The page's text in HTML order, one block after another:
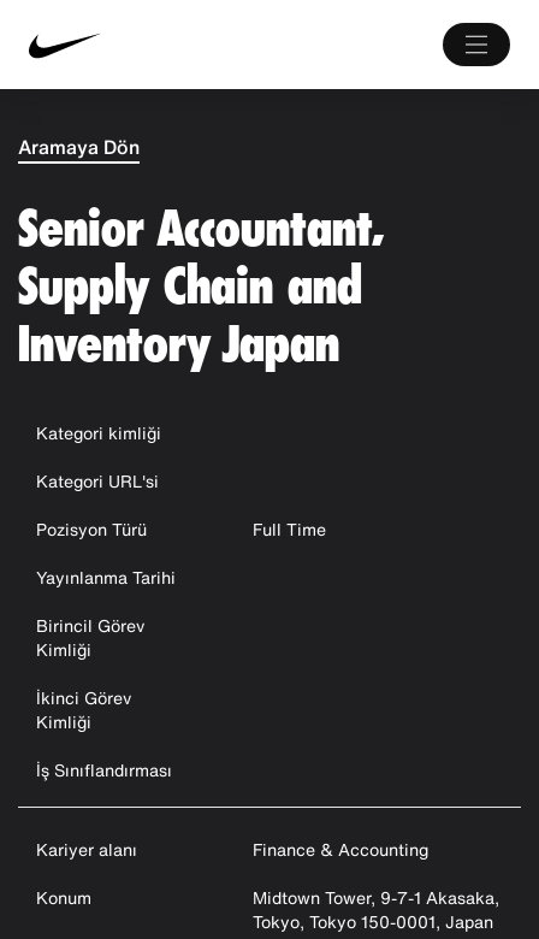
Aramaya Dön
Senior Accountant,
Supply Chain and
Inventory Japan
Kategori kimliği
Kategori URL'si
Pozisyon Türü
Full Time
Yayınlanma Tarihi
Birincil Görev
Kimliği
İkinci Görev
Kimliği
İş Sınıflandırması
Kariyer alanı
Finance & Accounting
Konum
Midtown Tower, 9-7-1 Akasaka,
Tokyo, Tokyo 150-0001, Japan